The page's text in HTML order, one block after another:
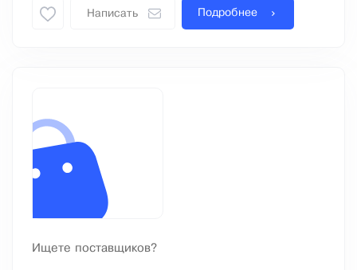
Написать Подробнее
Ищете поставщиков?